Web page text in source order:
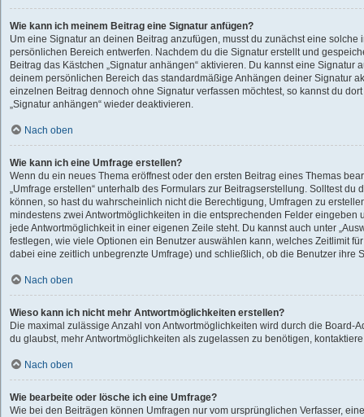
Wie kann ich meinem Beitrag eine Signatur anfügen?
Um eine Signatur an deinen Beitrag anzufügen, musst du zunächst eine
persönlichen Bereich entwerfen. Nachdem du die Signatur erstellt und
Beitrag das Kästchen „Signatur anhängen“ aktivieren. Du kannst eine Signatur
deinem persönlichen Bereich das standardmäßige Anhängen deiner Signatur
einzelnen Beitrag dennoch ohne Signatur verfassen möchtest, so kannst du
„Signatur anhängen“ wieder deaktivieren.
Nach oben
Wie kann ich eine Umfrage erstellen?
Wenn du ein neues Thema eröffnest oder den ersten Beitrag eines Themas
„Umfrage erstellen“ unterhalb des Formulars zur Beitragserstellung. Solltest du
können, so hast du wahrscheinlich nicht die Berechtigung, Umfragen zu
mindestens zwei Antwortmöglichkeiten in die entsprechenden Felder eingeben
jede Antwortmöglichkeit in einer eigenen Zeile steht. Du kannst auch unter
festlegen, wie viele Optionen ein Benutzer auswählen kann, welches Zeitlimit
dabei eine zeitlich unbegrenzte Umfrage) und schließlich, ob die Benutzer ihre
Nach oben
Wieso kann ich nicht mehr Antwortmöglichkeiten erstellen?
Die maximal zulässige Anzahl von Antwortmöglichkeiten wird durch die Board-
du glaubst, mehr Antwortmöglichkeiten als zugelassen zu benötigen,
Nach oben
Wie bearbeite oder lösche ich eine Umfrage?
Wie bei den Beiträgen können Umfragen nur vom ursprünglichen Verfasser,